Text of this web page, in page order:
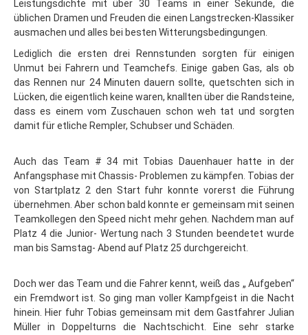
Leistungsdichte mit über 30 Teams in einer Sekunde, die
üblichen Dramen und Freuden die einen Langstrecken-Klassiker
ausmachen und alles bei besten Witterungsbedingungen.
Lediglich die ersten drei Rennstunden sorgten für einigen
Unmut bei Fahrern und Teamchefs. Einige gaben Gas, als ob
das Rennen nur 24 Minuten dauern sollte, quetschten sich in
Lücken, die eigentlich keine waren, knallten über die Randsteine,
dass es einem vom Zuschauen schon weh tat und sorgten
damit für etliche Rempler, Schubser und Schäden.
Auch das Team # 34 mit Tobias Dauenhauer hatte in der
Anfangsphase mit Chassis- Problemen zu kämpfen. Tobias der
von Startplatz 2 den Start fuhr konnte vorerst die Führung
übernehmen. Aber schon bald konnte er gemeinsam mit seinen
Teamkollegen den Speed nicht mehr gehen. Nachdem man auf
Platz 4 die Junior- Wertung nach 3 Stunden beendetet wurde
man bis Samstag- Abend auf Platz 25 durchgereicht.
Doch wer das Team und die Fahrer kennt, weiß das „ Aufgeben“
ein Fremdwort ist. So ging man voller Kampfgeist in die Nacht
hinein. Hier fuhr Tobias gemeinsam mit dem Gastfahrer Julian
Müller in Doppelturns die Nachtschicht. Eine sehr starke